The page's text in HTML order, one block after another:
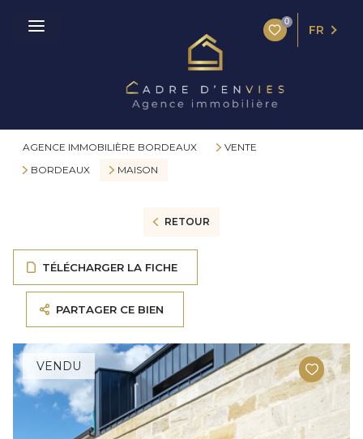
0
FR
AGENCE IMMOBILIÈRE BORDEAUX
VENTE
BORDEAUX
MAISON
RETOUR
TÉLÉCHARGER LA FICHE
PARTAGER CE BIEN
VENDU